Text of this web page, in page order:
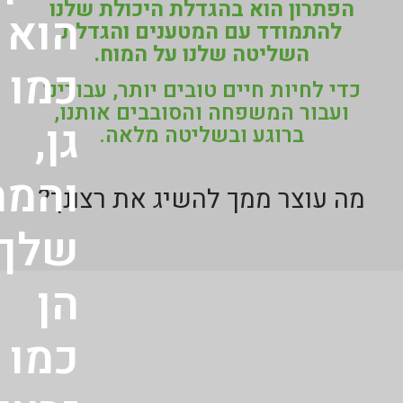
הפתרון הוא בהגדלת היכולת שלנו
להתמודד עם המטענים והגדלת
השליטה שלנו על המוח.
כדי לחיות חיים טובים יותר, עבורינו
ועבור המשפחה והסובבים אותנו,
ברוגע ובשליטה מלאה.
מה עוצר ממך להשיג את רצונך?
הוא
כמו
גן,
הן
כמו